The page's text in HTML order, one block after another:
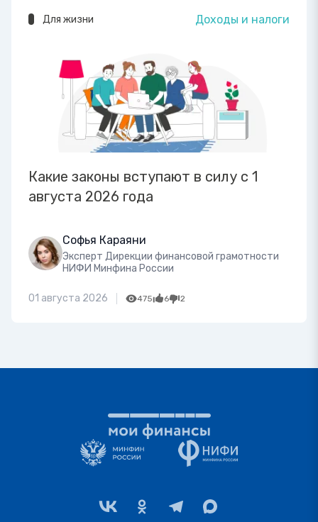
Для жизни Доходы и налоги
Какие законы вступают в силу с 1
августа 2026 года
Софья Караяни
Эксперт Дирекции финансовой грамотности
НИФИ Минфина России
01 августа 2026 475 6 2